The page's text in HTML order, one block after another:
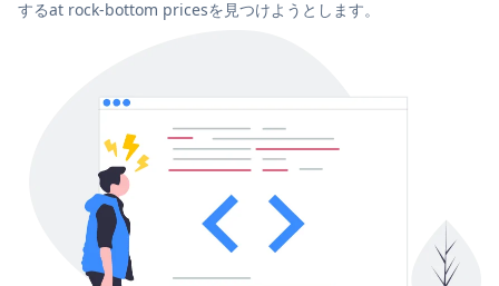
するat rock-bottom pricesを見つけようとします。